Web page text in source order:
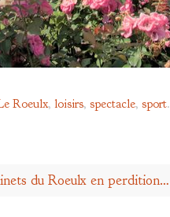
Roeulx, loisirs, spectacle, sport.
du Roeulx en perdition…